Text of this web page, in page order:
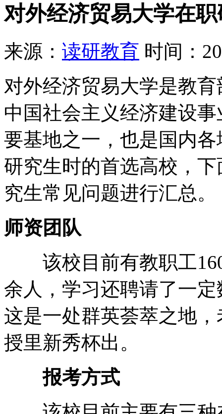
对外经济贸易大学在
来源： 读研教育 时间：
对外经济贸易大学是教
中国社会主义经济建设
要基地之一，也是国内
研究生时的首选高校，
究生常见问题进行汇总。
师资团队
该校目前有教职工
余人，学习还聘请了一
这是一处群英荟萃之地
授里新秀杯出。
报考方式